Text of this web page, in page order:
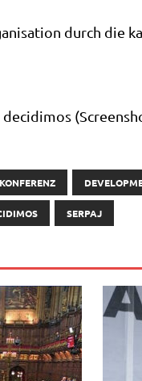
durch die
SERPAJ